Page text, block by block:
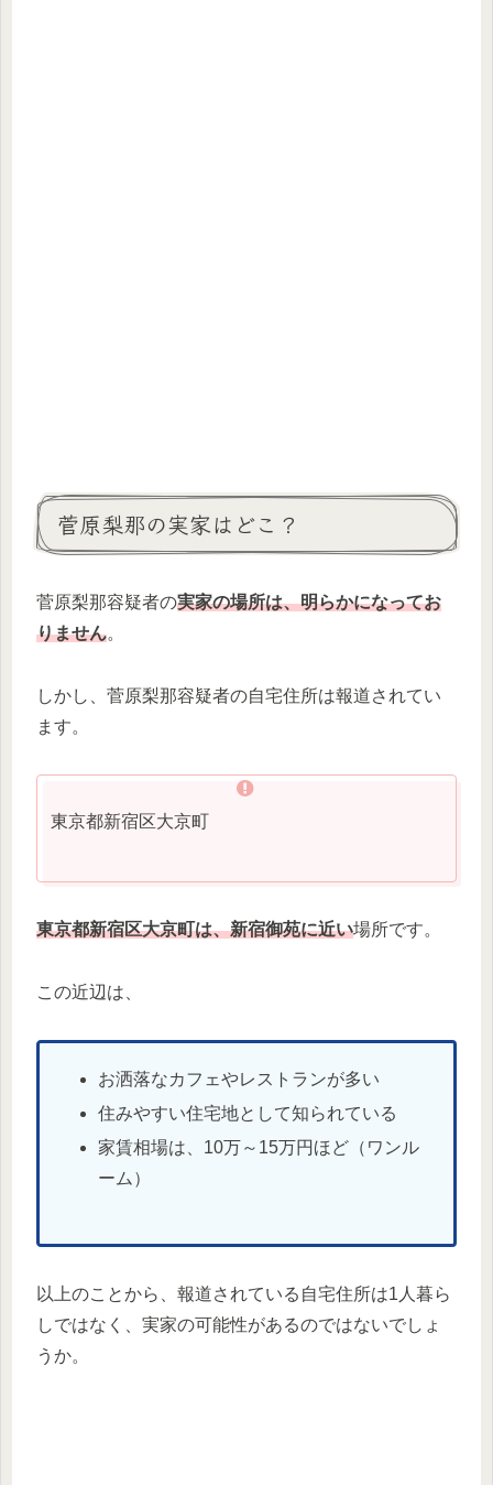
菅原梨那の実家はどこ？
菅原梨那容疑者の実家の場所は、明らかになってお
りません。
しかし、菅原梨那容疑者の自宅住所は報道されてい
ます。
東京都新宿区大京町
東京都新宿区大京町は、新宿御苑に近い場所です。
この近辺は、
お洒落なカフェやレストランが多い
住みやすい住宅地として知られている
家賃相場は、10万～15万円ほど（ワンル
ーム）
以上のことから、報道されている自宅住所は1人暮ら
しではなく、実家の可能性があるのではないでしょ
うか。